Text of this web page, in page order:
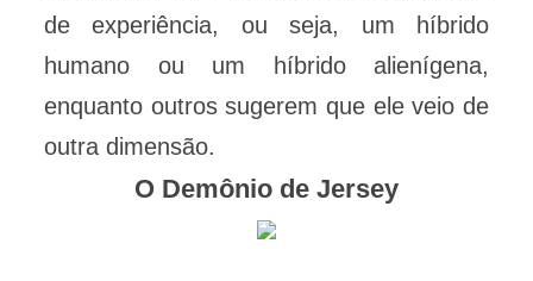
de experiência, ou seja, um híbrido
humano ou um híbrido alienígena,
enquanto outros sugerem que ele veio de
outra dimensão.
O Demônio de Jersey